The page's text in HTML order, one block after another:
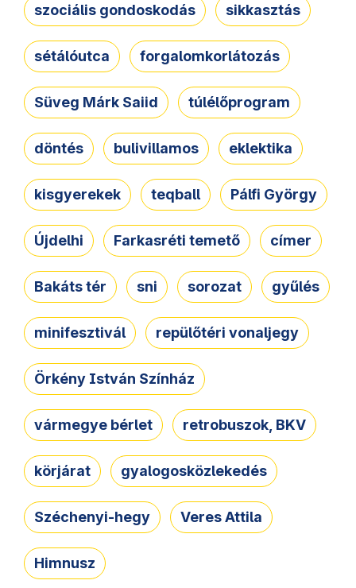
szociális gondoskodás sikkasztás
sétálóutca forgalomkorlátozás
Süveg Márk Saiid túlélőprogram
döntés bulivillamos eklektika
kisgyerekek teqball Pálfi György
Újdelhi Farkasréti temető címer
Bakáts tér sni sorozat gyűlés
minifesztivál repülőtéri vonaljegy
Örkény István Színház
vármegye bérlet retrobuszok, BKV
körjárat gyalogosközlekedés
Széchenyi-hegy Veres Attila
Himnusz